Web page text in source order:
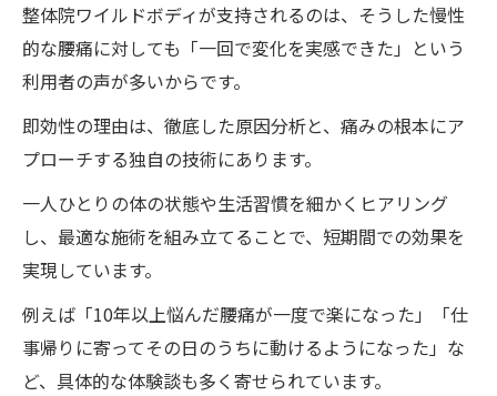
整体院ワイルドボディが支持されるのは、そうした慢性
的な腰痛に対しても「一回で変化を実感できた」という
利用者の声が多いからです。
即効性の理由は、徹底した原因分析と、痛みの根本にア
プローチする独自の技術にあります。
一人ひとりの体の状態や生活習慣を細かくヒアリング
し、最適な施術を組み立てることで、短期間での効果を
実現しています。
例えば「10年以上悩んだ腰痛が一度で楽になった」「仕
事帰りに寄ってその日のうちに動けるようになった」な
ど、具体的な体験談も多く寄せられています。